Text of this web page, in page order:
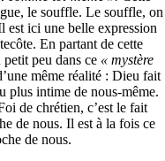
le souffle. Le souffle, on
est ici une belle expression
En partant de cette
peu dans ce « mystère
même réalité : Dieu fait
plus intime de nous-même.
de chrétien, c’est le fait
de nous. Il est à la fois ce
de nous.